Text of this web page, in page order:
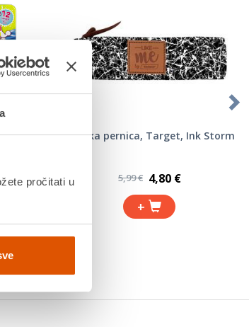
pročitati u
metalnoj
Školska pernica, Target, Ink Storm
5,99 € 4,80 €
+